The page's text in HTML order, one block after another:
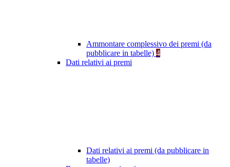
Ammontare complessivo dei premi (da
pubblicare in tabelle) 4
Dati relativi ai premi
Dati relativi ai premi (da pubblicare in
tabelle)